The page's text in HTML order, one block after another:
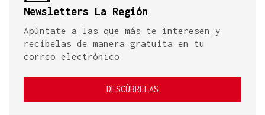
Newsletters La Región
Apúntate a las que más te interesen y
recíbelas de manera gratuita en tu
correo electrónico
DESCÚBRELAS